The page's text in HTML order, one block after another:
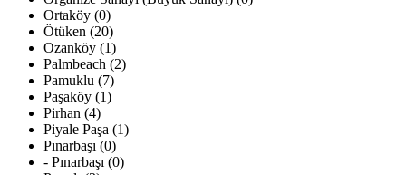
Ortaköy (0)
Ötüken (20)
Ozanköy (1)
Palmbeach (2)
Pamuklu (7)
Paşaköy (1)
Pirhan (4)
Piyale Paşa (1)
Pınarbaşı (0)
- Pınarbaşı (0)